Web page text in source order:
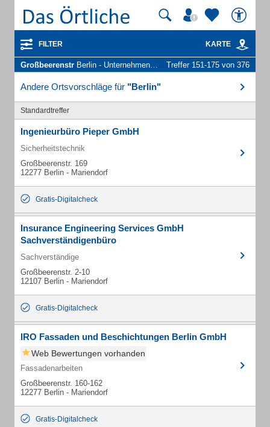
FILTER KARTE
Großbeerenstr Berlin - Unternehmen und Personen Treffer 151-175 von 376
Andere Ortsvorschläge für "Berlin"
Standardtreffer
Ingenieurbüro Pieper GmbH
Sicherheitstechnik
Großbeerenstr. 169
12277 Berlin - Mariendorf
Gratis-Digitalcheck
Insurance Engineering Services GmbH
Sachverständigenbüro
Sachverständige
Großbeerenstr. 2-10
12107 Berlin - Mariendorf
Gratis-Digitalcheck
IRO Fassaden und Beschichtungen Berlin GmbH
Web Bewertungen vorhanden
Fassadenarbeiten
Großbeerenstr. 160-162
12277 Berlin - Mariendorf
Gratis-Digitalcheck